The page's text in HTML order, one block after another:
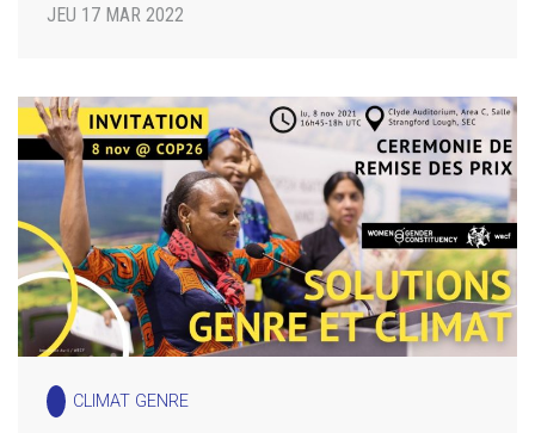
JEU 17 MAR 2022
CLIMAT GENRE